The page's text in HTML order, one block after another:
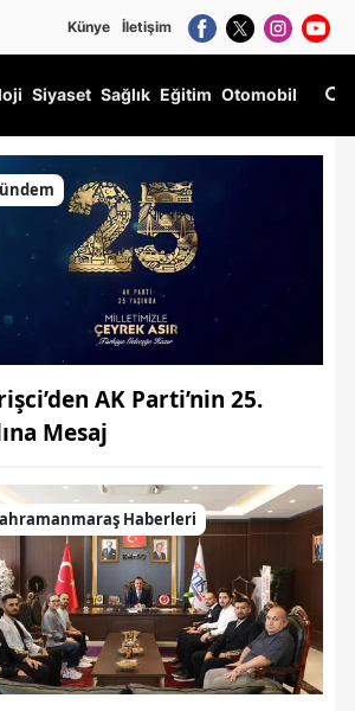
Künye İletişim
Siyaset Sağlık Eğitim Otomobil
AK Parti’nin 25.
Mesaj
Haberleri